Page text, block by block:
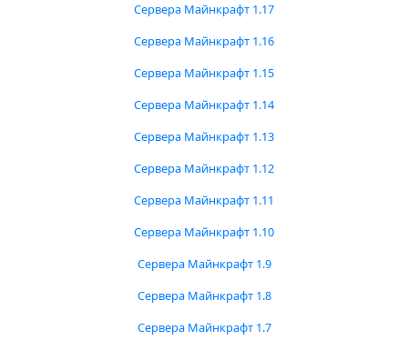
Сервера Майнкрафт 1.17
Сервера Майнкрафт 1.16
Сервера Майнкрафт 1.15
Сервера Майнкрафт 1.14
Сервера Майнкрафт 1.13
Сервера Майнкрафт 1.12
Сервера Майнкрафт 1.11
Сервера Майнкрафт 1.10
Сервера Майнкрафт 1.9
Сервера Майнкрафт 1.8
Сервера Майнкрафт 1.7